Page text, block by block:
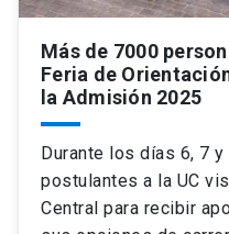
Más de 7000
Feria de
la Admisión 2025
Durante los días 6, 7
postulantes a la UC
Central para recibir